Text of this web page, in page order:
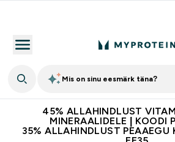
Mis on sinu eesmärk täna?
45% ALLAHINDLUST
MINERAALIDELE | KOODI
35% ALLAHINDLUST PEAAEGU